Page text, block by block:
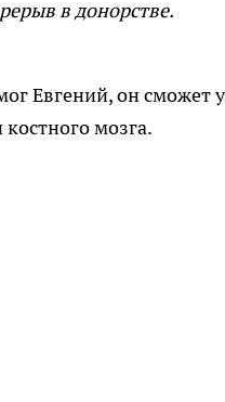
в донорстве.
Евгений, он сможет
мозга.